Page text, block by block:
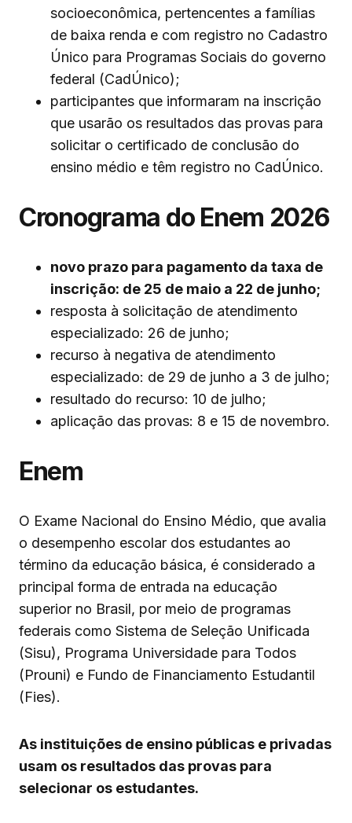
socioeconômica, pertencentes a famílias
de baixa renda e com registro no Cadastro
Único para Programas Sociais do governo
federal (CadÚnico);
participantes que informaram na inscrição
que usarão os resultados das provas para
solicitar o certificado de conclusão do
ensino médio e têm registro no CadÚnico.
Cronograma do Enem 2026
novo prazo para pagamento da taxa de
inscrição: de 25 de maio a 22 de junho;
resposta à solicitação de atendimento
especializado: 26 de junho;
recurso à negativa de atendimento
especializado: de 29 de junho a 3 de julho;
resultado do recurso: 10 de julho;
aplicação das provas: 8 e 15 de novembro.
Enem
O Exame Nacional do Ensino Médio, que avalia
o desempenho escolar dos estudantes ao
término da educação básica, é considerado a
principal forma de entrada na educação
superior no Brasil, por meio de programas
federais como Sistema de Seleção Unificada
(Sisu), Programa Universidade para Todos
(Prouni) e Fundo de Financiamento Estudantil
(Fies).
As instituições de ensino públicas e privadas
usam os resultados das provas para
selecionar os estudantes.